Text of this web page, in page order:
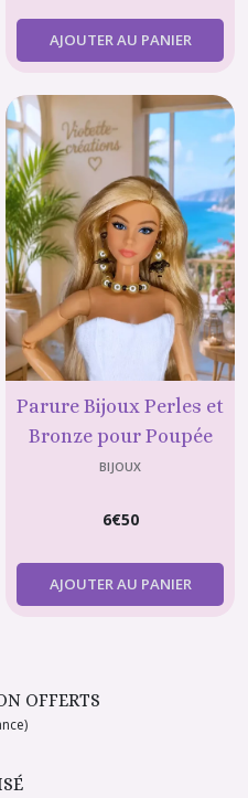
AJOUTER AU PANIER
Parure Bijoux Perles et
Bronze pour Poupée
mannequin 29-30 cm-
BIJOUX
6€50
AJOUTER AU PANIER
OFFERTS